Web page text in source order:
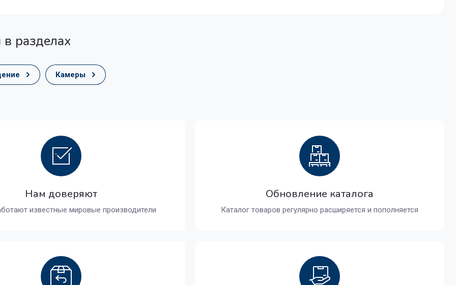
разделах
Камеры
Нам доверяют
известные мировые производители
Обновление каталога
Каталог товаров регулярно расширяется и пополняется